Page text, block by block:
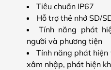
Tiêu chuẩn IP67
Hỗ trợ thẻ nhớ SD/
Tính năng phát
người và phương tiện
Tính năng phát
xâm nhập, phát hiện